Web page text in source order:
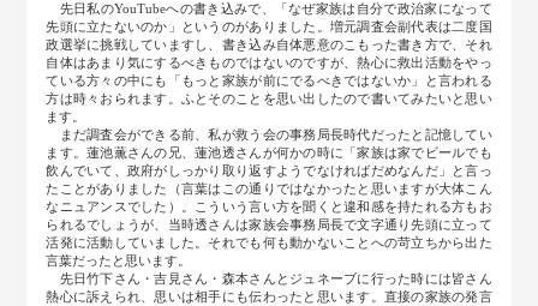
先日私のYouTubeへの書き込みで、「なぜ家族は自分で政治家になって
先頭に立たないのか」というのがありました。増元調査会副代表は二度国
政選挙に挑戦していますし、書き込み自体悪意のこもった書き方で、それ
自体はあまり気にするべきものではないのですが、熱心に救出活動をやっ
ている方々の中にも「もっと家族が前にでるべきではないか」と言われる
方は時々おられます。ふとそのことを思い出したので書いてみたいと思い
ます。
まだ調査会ができる前、私が救う会の事務局長時代だったと記憶してい
ます。蓮池薫さんの兄、蓮池透さんが何かの時に「家族は家でビールでも
飲んでいて、政府がしっかり取り返すようでなければだめなんだ」と言っ
たことがありました（言葉はこの通りではなかったと思いますが大体こん
なニュアンスでした）。こういう言い方を聞くと違和感を持たれる方もお
られるでしょうが、当時透さんは家族会事務局長で文字通り先頭に立って
活発に活動していました。それでも何も動かないことへの苛立ちから出た
言葉だったと思います。
先日竹下さん・吉見さん・森本さんとジュネーブに行った時には皆さん
熱心に訴えられ、思いは相手にも伝わったと思います。直接の家族の発言